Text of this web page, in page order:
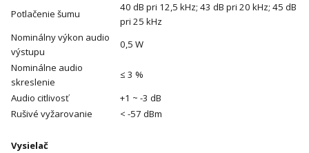
Potlačenie šumu
40 dB pri 12,5 kHz; 43 dB pri 20 kHz; 45 dB
pri 25 kHz
Nominálny výkon audio
výstupu
0,5 W
Nominálne audio
skreslenie
≤ 3 %
Audio citlivosť
+1 ~ -3 dB
Rušivé vyžarovanie
< -57 dBm
Vysielač